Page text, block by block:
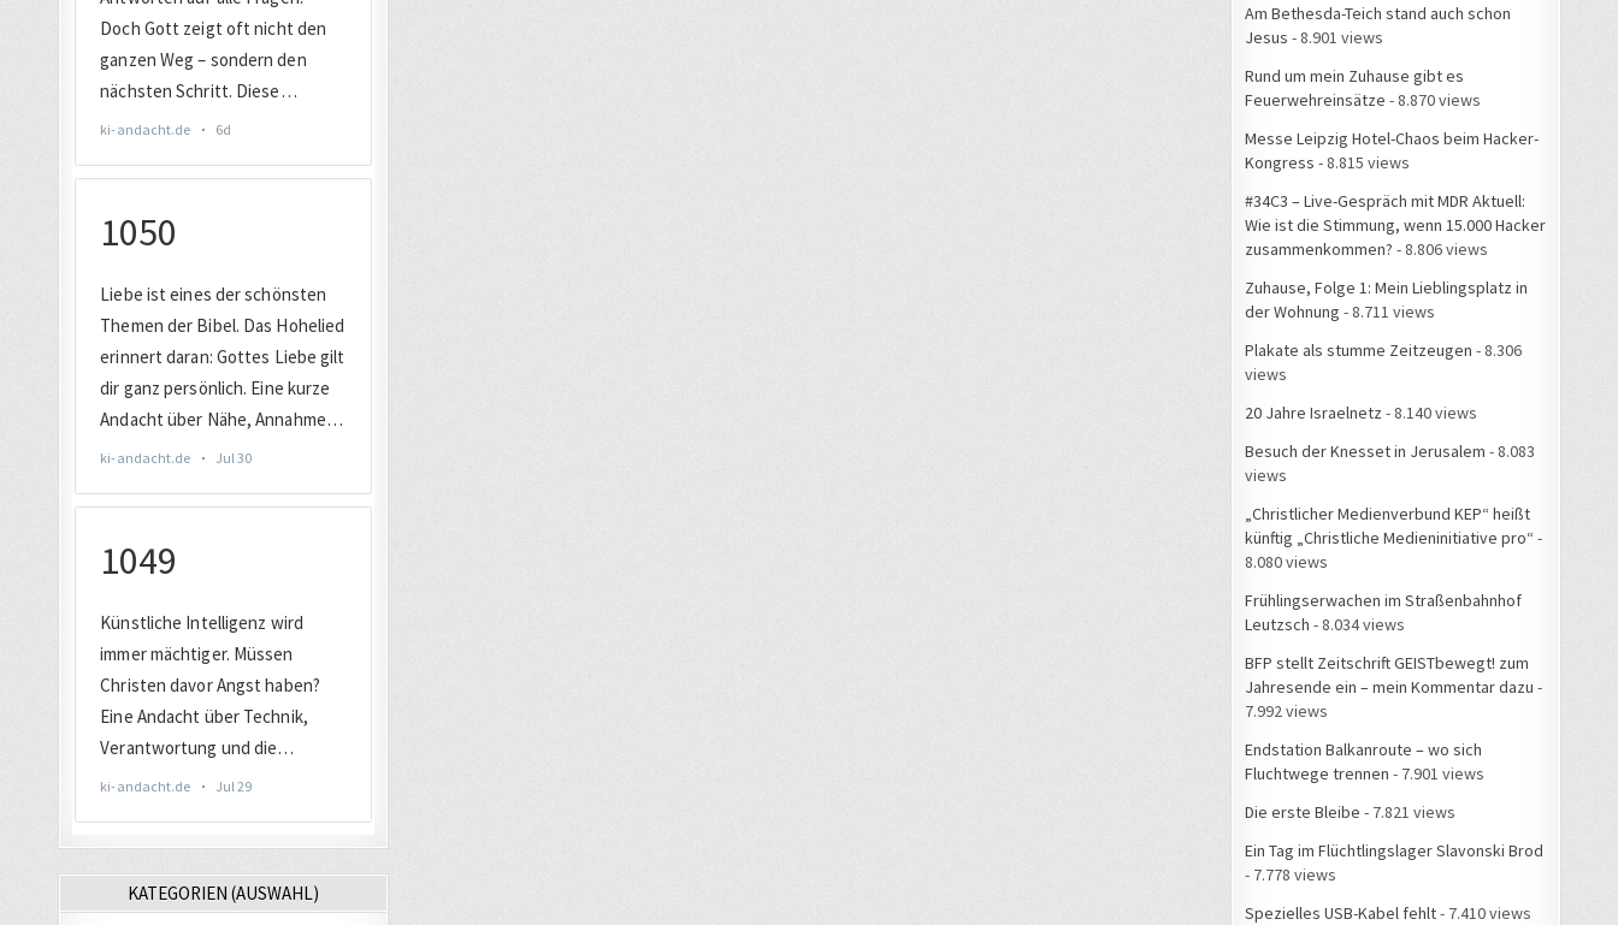
KATEGORIEN (AUSWAHL)
Am Bethesda-Teich stand auch schon
Jesus - 8.901 views
Rund um mein Zuhause gibt es
Feuerwehreinsätze - 8.870 views
Messe Leipzig Hotel-Chaos beim Hacker-
Kongress - 8.815 views
#34C3 – Live-Gespräch mit MDR Aktuell:
Wie ist die Stimmung, wenn 15.000 Hacker
zusammenkommen? - 8.806 views
Zuhause, Folge 1: Mein Lieblingsplatz in
der Wohnung - 8.711 views
Plakate als stumme Zeitzeugen - 8.306
views
20 Jahre Israelnetz - 8.140 views
Besuch der Knesset in Jerusalem - 8.083
views
„Christlicher Medienverbund KEP“ heißt
künftig „Christliche Medieninitiative pro“ -
8.080 views
Frühlingserwachen im Straßenbahnhof
Leutzsch - 8.034 views
BFP stellt Zeitschrift GEISTbewegt! zum
Jahresende ein – mein Kommentar dazu -
7.992 views
Endstation Balkanroute – wo sich
Fluchtwege trennen - 7.901 views
Die erste Bleibe - 7.821 views
Ein Tag im Flüchtlingslager Slavonski Brod
- 7.778 views
Spezielles USB-Kabel fehlt- 7.410 views